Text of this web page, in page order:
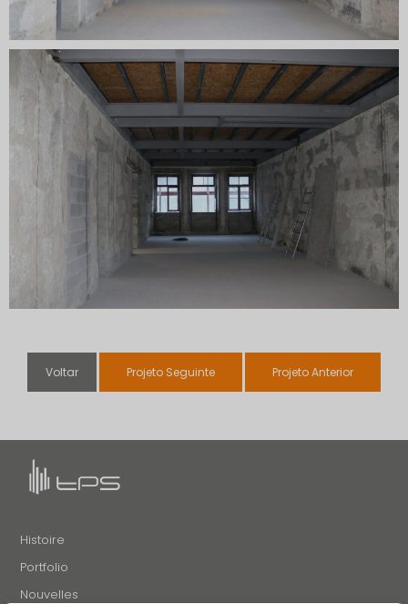
Voltar Projeto Seguinte Projeto Anterior
Histoire
Portfolio
Nouvelles